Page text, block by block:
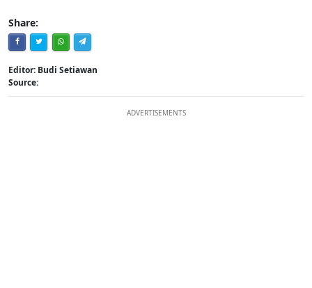
Share:
Editor: Budi Setiawan
Source:
ADVERTISEMENTS